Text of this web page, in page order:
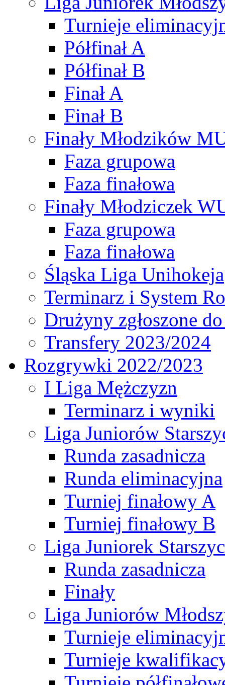
Turnieje
Półfinał A
Półfinał B
Finał A
Finał B
Finały Młodzików
Faza grupowa
Faza finałowa
Finały Młodziczek
Faza grupowa
Faza finałowa
Śląska Liga Unihokeja
Terminarz i System
Drużyny zgłoszone
Transfery 2023/2024
Rozgrywki 2022/2023
I Liga Mężczyzn
Terminarz i wyniki
Liga Juniorów
Runda zasadnicza
Runda eliminacyjna
Turniej finałowy A
Turniej finałowy B
Liga Juniorek
Runda zasadnicza
Finały
Liga Juniorów
Turnieje
Turnieje